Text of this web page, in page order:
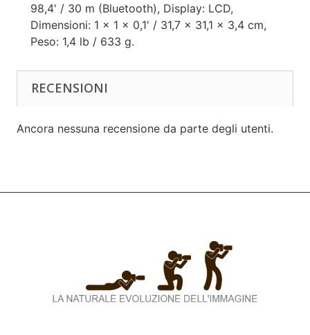
98,4' / 30 m (Bluetooth), Display: LCD,
Dimensioni: 1 x 1 x 0,1' / 31,7 x 31,1 x 3,4 cm,
Peso: 1,4 lb / 633 g.
RECENSIONI
Ancora nessuna recensione da parte degli utenti.